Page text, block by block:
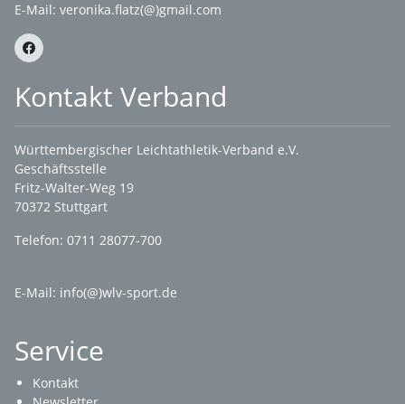
E-Mail: veronika.flatz(@)gmail.com
Kontakt Verband
Württembergischer Leichtathletik-Verband e.V.
Geschäftsstelle
Fritz-Walter-Weg 19
70372 Stuttgart
Telefon: 0711 28077-700
E-Mail: info(@)wlv-sport.de
Service
Kontakt